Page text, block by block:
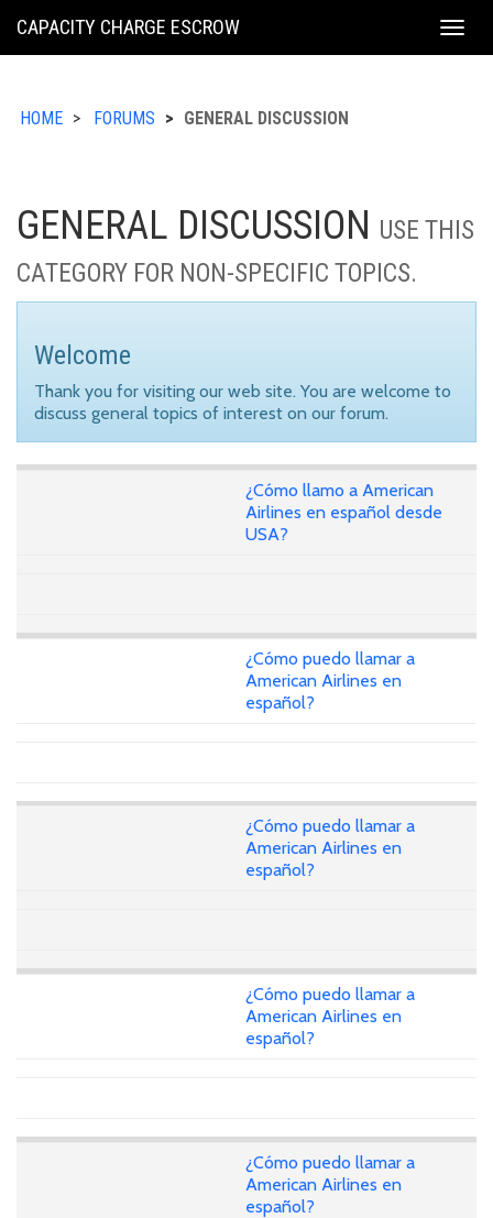
KING
CAPACITY CHARGE ESCROW
HOME FORUMS GENERAL DISCUSSION
GENERAL DISCUSSION USE THIS
CATEGORY FOR NON-SPECIFIC TOPICS.
Welcome
Thank you for visiting our web site. You are welcome to
discuss general topics of interest on our forum.
¿Cómo llamo a American
Airlines en español desde
USA?
¿Cómo puedo llamar a
American Airlines en
español?
¿Cómo puedo llamar a
American Airlines en
español?
¿Cómo puedo llamar a
American Airlines en
español?
¿Cómo puedo llamar a
American Airlines en
español?